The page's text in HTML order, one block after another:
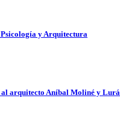
y Arquitectura
al arquitecto Aníbal Moliné y Lurá